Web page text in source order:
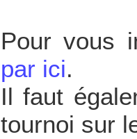
Pour vous
par ici.
Il faut
tournoi sur